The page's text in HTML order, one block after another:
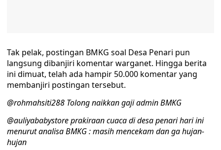
Tak pelak, postingan BMKG soal Desa Penari pun
langsung dibanjiri komentar warganet. Hingga berita
ini dimuat, telah ada hampir 50.000 komentar yang
membanjiri postingan tersebut.
@rohmahsiti288 Tolong naikkan gaji admin BMKG
@auliyababystore prakiraan cuaca di desa penari hari ini
menurut analisa BMKG : masih mencekam dan ga hujan-
hujan